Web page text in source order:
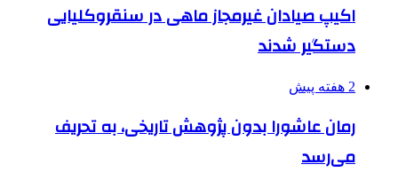
اکیپ صیادان غیرمجاز ماهی در سنقروکلیایی
دستگیر شدند
2 هفته پیش
رمان عاشورا بدون پژوهش تاریخی، به تحریف
می‌رسد